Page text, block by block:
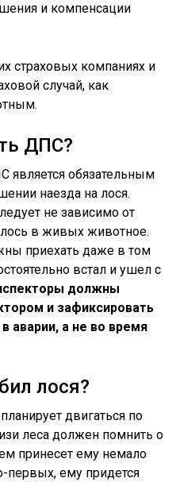
и компенсации
страховых компаниях и
случай, как
ДПС?
является обязательным
наезда на лося.
не зависимо от
в живых животное.
приехать даже в том
встал и ушел с
должны
и зафиксировать
аварии, а не во время
лося?
двигаться по
леса должен помнить о
принесет ему немало
первых, ему придется